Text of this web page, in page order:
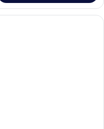
chambre d’hôtel avec deux